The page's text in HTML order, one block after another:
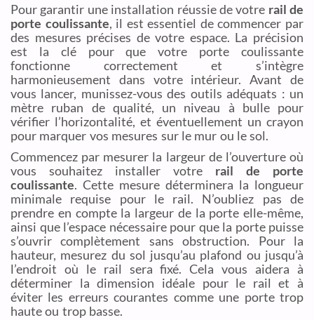
Pour garantir une installation réussie de votre rail de
porte coulissante, il est essentiel de commencer par
des mesures précises de votre espace. La précision
est la clé pour que votre porte coulissante
fonctionne correctement et s’intègre
harmonieusement dans votre intérieur. Avant de
vous lancer, munissez-vous des outils adéquats : un
mètre ruban de qualité, un niveau à bulle pour
vérifier l’horizontalité, et éventuellement un crayon
pour marquer vos mesures sur le mur ou le sol.
Commencez par mesurer la largeur de l’ouverture où
vous souhaitez installer votre rail de porte
coulissante. Cette mesure déterminera la longueur
minimale requise pour le rail. N’oubliez pas de
prendre en compte la largeur de la porte elle-même,
ainsi que l’espace nécessaire pour que la porte puisse
s’ouvrir complètement sans obstruction. Pour la
hauteur, mesurez du sol jusqu’au plafond ou jusqu’à
l’endroit où le rail sera fixé. Cela vous aidera à
déterminer la dimension idéale pour le rail et à
éviter les erreurs courantes comme une porte trop
haute ou trop basse.